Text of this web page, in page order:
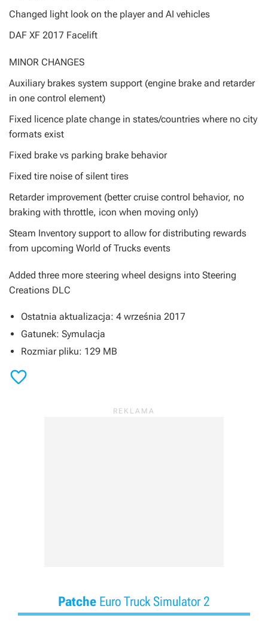
Changed light look on the player and AI vehicles
DAF XF 2017 Facelift
MINOR CHANGES
Auxiliary brakes system support (engine brake and retarder
in one control element)
Fixed licence plate change in states/countries where no city
formats exist
Fixed brake vs parking brake behavior
Fixed tire noise of silent tires
Retarder improvement (better cruise control behavior, no
braking with throttle, icon when moving only)
Steam Inventory support to allow for distributing rewards
from upcoming World of Trucks events
Added three more steering wheel designs into Steering
Creations DLC
Ostatnia aktualizacja: 4 września 2017
Gatunek: Symulacja
Rozmiar pliku: 129 MB

Patche Euro Truck Simulator 2